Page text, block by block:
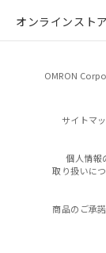
オンラインストア
OMRON
サイトマ
個人情報
取り扱いに
商品のご承